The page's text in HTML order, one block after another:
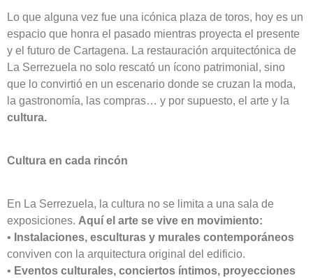
Lo que alguna vez fue una icónica plaza de toros, hoy es un
espacio que honra el pasado mientras proyecta el presente
y el futuro de Cartagena. La restauración arquitectónica de
La Serrezuela no solo rescató un ícono patrimonial, sino
que lo convirtió en un escenario donde se cruzan la moda,
la gastronomía, las compras… y por supuesto, el arte y la
cultura.
Cultura en cada rincón
En La Serrezuela, la cultura no se limita a una sala de
exposiciones. Aquí el arte se vive en movimiento:
• Instalaciones, esculturas y murales contemporáneos
conviven con la arquitectura original del edificio.
• Eventos culturales, conciertos íntimos, proyecciones